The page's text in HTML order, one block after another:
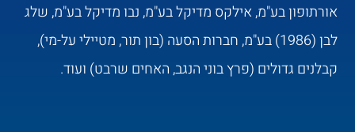
אורתופון בע"מ, אילקס מדיקל בע"מ, נבו מדיקל בע"מ, שלג
לבן (1986) בע"מ, חברות הסעה (בון תור, מטיילי על-מי),
קבלנים גדולים (פרץ בוני הנגב, האחים שרבט) ועוד.